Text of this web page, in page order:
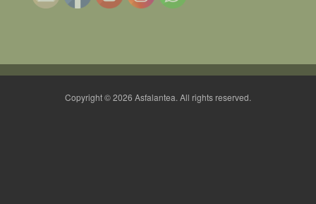
Copyright © 2026 Asfalantea. All rights reserved.